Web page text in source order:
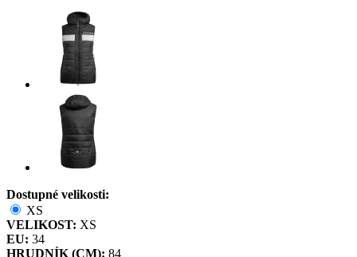
Dostupné velikosti:
XS
VELIKOST: XS
EU: 34
HRUDNÍK (CM): 84